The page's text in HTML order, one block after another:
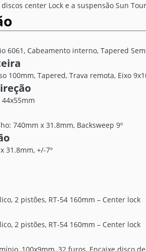
center Lock e a suspensão Sun
6061, Cabeamento interno, Tapered
100mm, Tapered, Trava remota, Eixo
740mm x 31.8mm, Backsweep 9º
31.8mm, +/-7º
2 pistões, RT-54 160mm – Center lock
2 pistões, RT-54 160mm – Center lock